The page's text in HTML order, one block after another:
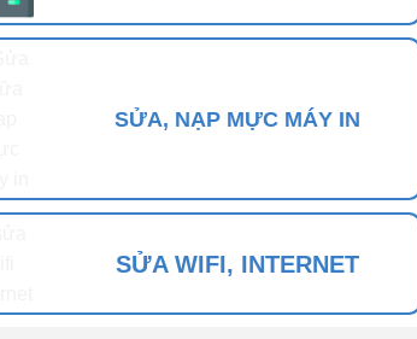
SỬA, NẠP MỰC MÁY IN
SỬA WIFI, INTERNET